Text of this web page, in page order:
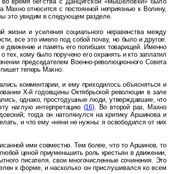
Махно относится с постоянной неприязнью к Волину,
это увидим в следующем разделе.
жизни и усиления социального неравенства между
все это имело под собой почву, но было и другое.
движение и память его погибших товарищей. Именно
кому было поручено его охранять и кто заплатил
председателем Военно-революционного Совета
теперь Махно.
комментарии, и ему приходилось объясняться и
Х-й годовщины Октябрьской революции в зале
однако, простодушные люди, утверждавшие, что
наглую интерпретацию (16). Во второй раз, Махно
тогда он натолкнулся на критику Аршинова и
и что ему «няни не нужны: я освободился от них
ими совместно. Тем более, что то Аршинов, то
ценой приуменьшить роль крестьян в движении,
писателя, свои многочисленные сочинения. Это
к форме, и насколько он прислушивался ко всем